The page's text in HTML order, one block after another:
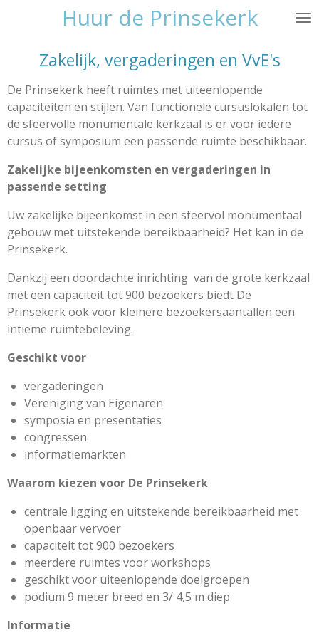
hoofdinhoud
Huur de Prinsekerk
Zakelijk, vergaderingen en VvE's
De Prinsekerk heeft ruimtes met uiteenlopende
capaciteiten en stijlen. Van functionele cursuslokalen tot
de sfeervolle monumentale kerkzaal is er voor iedere
cursus of symposium een passende ruimte beschikbaar.
Zakelijke bijeenkomsten en vergaderingen in
passende setting
Uw zakelijke bijeenkomst in een sfeervol monumentaal
gebouw met uitstekende bereikbaarheid? Het kan in de
Prinsekerk.
Dankzij een doordachte inrichting van de grote kerkzaal
met een capaciteit tot 900 bezoekers biedt De
Prinsekerk ook voor kleinere bezoekersaantallen een
intieme ruimtebeleving.
Geschikt voor
vergaderingen
Vereniging van Eigenaren
symposia en presentaties
congressen
informatiemarkten
Waarom kiezen voor De Prinsekerk
centrale ligging en uitstekende bereikbaarheid met
openbaar vervoer
capaciteit tot 900 bezoekers
meerdere ruimtes voor workshops
geschikt voor uiteenlopende doelgroepen
podium 9 meter breed en 3/ 4,5 m diep
Informatie